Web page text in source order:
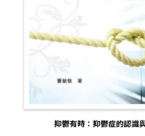
抑鬱有時：抑鬱症的認識